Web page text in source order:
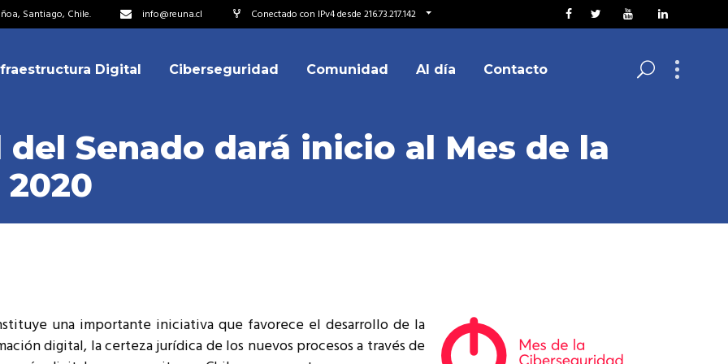
Santiago, Chile. info@reuna.cl Conectado con IPv4 desde 216.73.217.142
de Colaboración
Digital Ciberseguridad Comunidad Al día Contacto
del Senado dará inicio al Mes de la
una importante iniciativa que favorece el desarrollo de la
digital, la certeza jurídica de los nuevos procesos a través de